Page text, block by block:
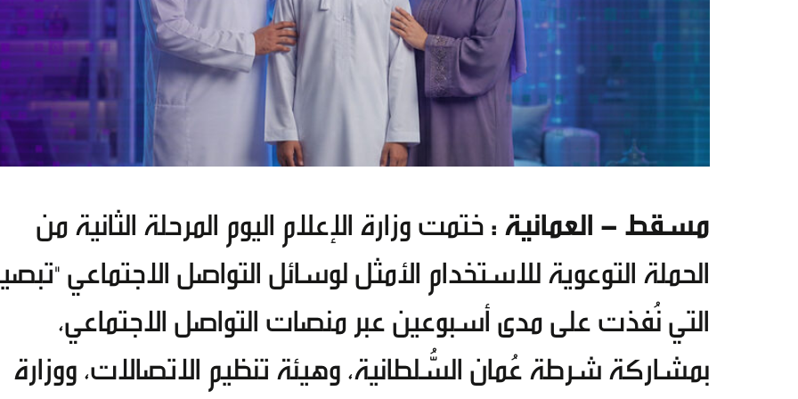
مسقط - العمانية : ختمت وزارة الإعلام اليوم المرحلة الثانية من
الحملة التوعوية للاستخدام الأمثل لوسائل التواصل الاجتماعي
التي نُفذت على مدى أسبوعين عبر منصات التواصل الاجتماعي،
بمشاركة شرطة عُمان السُّلطانية، وهيئة تنظيم الاتصالات، ووزارة